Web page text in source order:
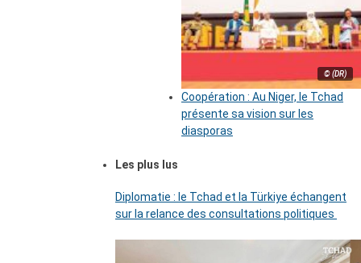
© (DR)
Coopération : Au Niger, le Tchad
présente sa vision sur les
diasporas
Les plus lus
Diplomatie : le Tchad et la Türkiye échangent
sur la relance des consultations politiques